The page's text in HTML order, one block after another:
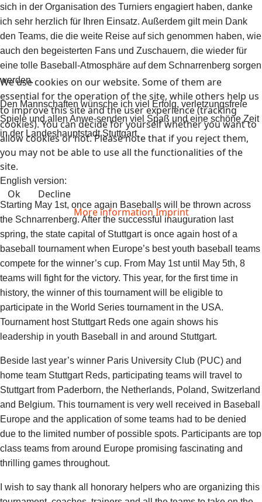
sich in der Organisation des Turniers engagiert haben, danke
ich sehr herzlich für Ihren Einsatz. Außerdem gilt mein Dank
den Teams, die die weite Reise auf sich genommen haben, wie
auch den begeisterten Fans und Zuschauern, die wieder für
eine tolle Baseball-Atmosphäre auf dem Schnarrenberg sorgen
werden.
Den Mannschaften wünsche ich viel Erfolg, verletzungsfreie
Spiele und allen Anwe-senden viel Spaß und eine schöne Zeit
in der Landeshauptstadt Stuttgart.
English version:
Starting May 1st, once again Baseballs will be thrown across
the Schnarrenberg. After the successful inauguration last
spring, the state capital of Stuttgart is once again host of a
baseball tournament when Europe’s best youth baseball teams
compete for the winner’s cup. From May 1st until May 5th, 8
teams will fight for the victory. This year, for the first time in
history, the winner of this tournament will be eligible to
participate in the World Series tournament in the USA.
Tournament host Stuttgart Reds one again shows his
leadership in youth Baseball in and around Stuttgart.
Beside last year’s winner Paris University Club (PUC) and
home team Stuttgart Reds, participating teams will travel to
Stuttgart from Paderborn, the Netherlands, Poland, Switzerland
and Belgium. This tournament is very well received in Baseball
Europe and the application of some teams had to be denied
due to the limited number of possible spots. Participants are top
class teams from around Europe promising fascinating and
thrilling games throughout.
I wish to say thank all honorary helpers who are organizing this
We use cookies on our website. Some of them are
essential for the operation of the site, while others help us
to improve this site and the user experience (tracking
cookies). You can decide for yourself whether you want to
allow cookies or not. Please note that if you reject them,
you may not be able to use all the functionalities of the
site.
Ok
Decline
More informationImprint